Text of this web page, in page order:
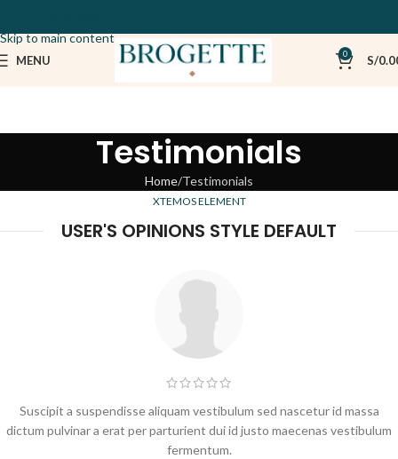
Skip to main content
MENU 0 S/
Testimonials
Home Testimonials
XTEMOS ELEMENT
USER'S OPINIONS STYLE DEFAULT
Suscipit a suspendisse aliquam vestibulum sed nascetur id massa
dictum pulvinar a erat per parturient dui id justo maecenas vestibulum
fermentum.